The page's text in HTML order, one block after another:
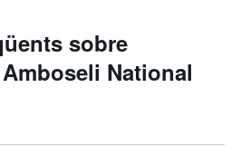
sobre
National